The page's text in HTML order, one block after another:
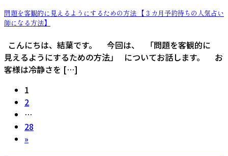
問題を客観的に見えるようにするための方法 【３カ月予約待ちの人気占い
師になる方法】
こんにちは、結葉です。 今回は、 「問題を客観的に
見えるようにするための方法」 についてお話します。 お
客様は冷静さを […]
Posts
pagination
Page
1
Page
2
…
Page
28
»